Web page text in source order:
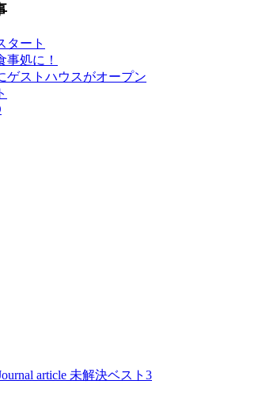
タート
事処に！
ゲストハウスがオープン
article 未解決ベスト3